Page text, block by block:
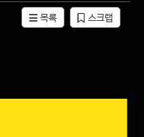
목록 스크랩